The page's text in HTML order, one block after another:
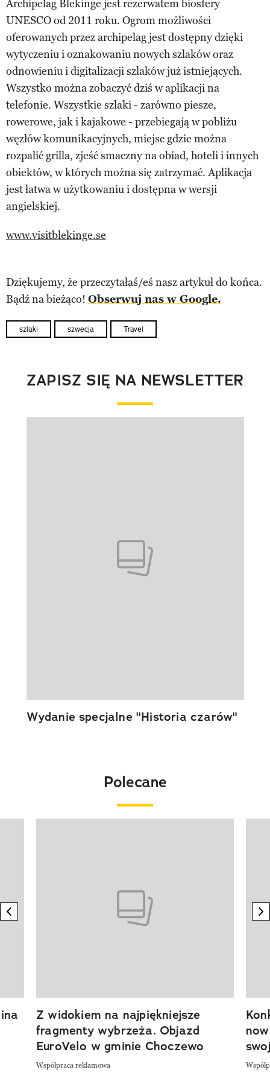
Archipelag Blekinge jest rezerwatem biosfery
UNESCO od 2011 roku. Ogrom możliwości
oferowanych przez archipelag jest dostępny dzięki
wytyczeniu i oznakowaniu nowych szlaków oraz
odnowieniu i digitalizacji szlaków już istniejących.
Wszystko można zobaczyć dziś w aplikacji na
telefonie. Wszystkie szlaki - zarówno piesze,
rowerowe, jak i kajakowe - przebiegają w pobliżu
węzłów komunikacyjnych, miejsc gdzie można
rozpalić grilla, zjeść smaczny na obiad, hoteli i innych
obiektów, w których można się zatrzymać. Aplikacja
jest łatwa w użytkowaniu i dostępna w wersji
angielskiej.
www.visitblekinge.se
Dziękujemy, że przeczytałaś/eś nasz artykuł do końca.
Bądź na bieżąco! Obserwuj nas w Google.
szlaki szwecja Travel
ZAPISZ SIĘ NA NEWSLETTER
Wydanie specjalne "Historia czarów"
Polecane
previous element
Z widokiem na najpiękniejsze
fragmenty wybrzeża. Objazd
EuroVelo w gminie Choczewo
Współpraca reklamowa